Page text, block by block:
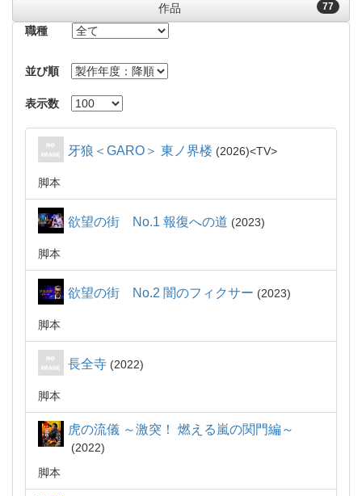
77
作品
職種
並び順
表示数
牙狼＜GARO＞ 東ノ界楼 2026 TV
脚本
欲望の街 No.1 報復への道 2023
脚本
欲望の街 No.2 闇のフィクサー 2023
脚本
長全寺 2022
脚本
虎の流儀 ～激突！ 燃える嵐の関門編～
2022
脚本